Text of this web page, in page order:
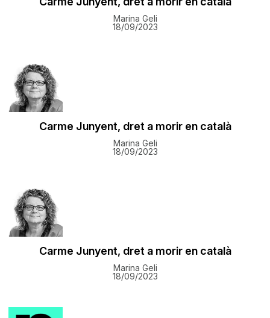
Marina Geli
18/09/2023
Carme Junyent, dret a morir en català
Marina Geli
18/09/2023
Carme Junyent, dret a morir en català
Marina Geli
18/09/2023